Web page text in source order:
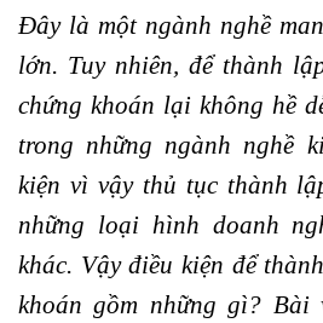
Đây là một ngành nghề
lớn. Tuy nhiên, để thành
chứng khoán lại không hề
trong những ngành nghề
kiện vì vậy thủ tục thành
những loại hình doanh
khác. Vậy điều kiện để
khoán gồm những gì? Bài